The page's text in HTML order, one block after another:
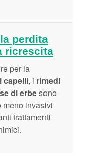
perdita
ricrescita
per la
capelli, i rimedi
di erbesono
invasivi
trattamenti